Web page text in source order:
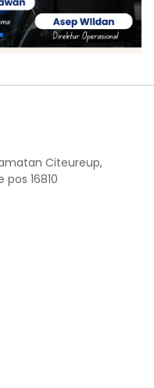
Citeureup,
16810